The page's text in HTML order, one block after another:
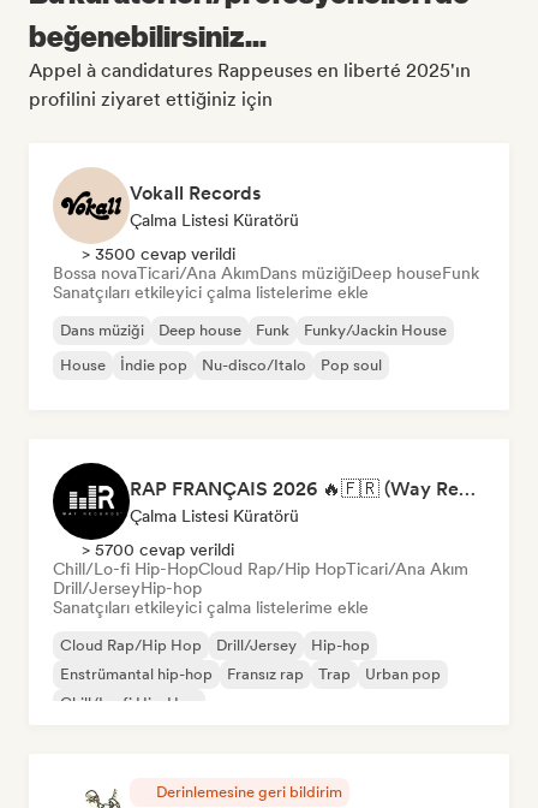
beğenebilirsiniz...
Appel à candidatures Rappeuses en liberté 2025'ın
profilini ziyaret ettiğiniz için
Vokall Records
Çalma Listesi Küratörü
> 3500 cevap verildi
Bossa novaTicari/Ana AkımDans müziğiDeep houseFunk
Sanatçıları etkileyici çalma listelerime ekle
Dans müziği Deep house Funk
Funky/Jackin House
House
İndie pop Nu-disco/Italo Pop soul
RAP FRANÇAIS 2026 🔥🇫🇷 (Way Records)
Çalma Listesi Küratörü
> 5700 cevap verildi
Chill/Lo-fi Hip-HopCloud Rap/Hip HopTicari/Ana Akım
Drill/JerseyHip-hop
Sanatçıları etkileyici çalma listelerime ekle
Cloud Rap/Hip Hop Drill/Jersey
Hip-hop
Enstrümantal hip-hop
Fransız rap Trap
Urban pop
Chill/Lo-fi Hip-Hop
Derinlemesine geri bildirim